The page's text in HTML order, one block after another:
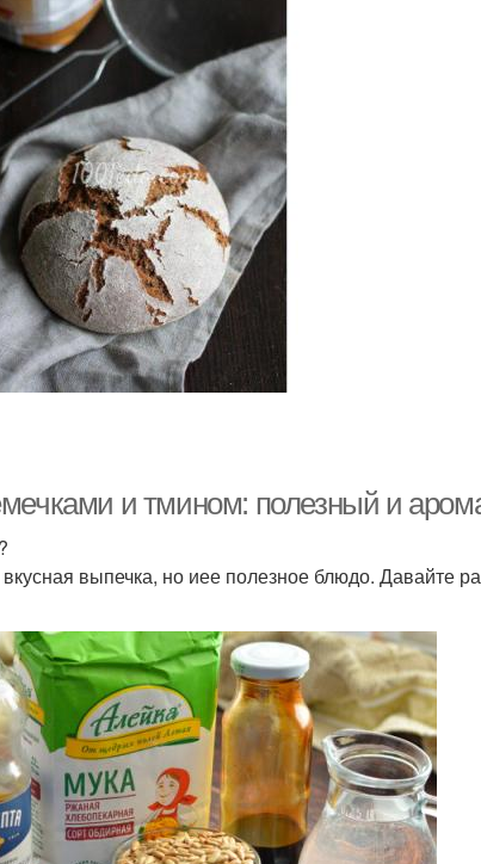
и тмином: полезный и
выпечка, но иее полезное блюдо. Давайте